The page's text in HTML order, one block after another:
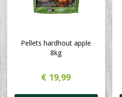
Pellets hardhout apple
8kg
€ 19,99